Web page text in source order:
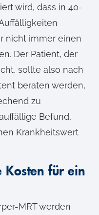
wird, dass in 40-
nicht immer einen
Der Patient, der
sollte also nach
beraten werden,
zu
Befund,
Krankheitswert
Kosten für ein
MRT werden